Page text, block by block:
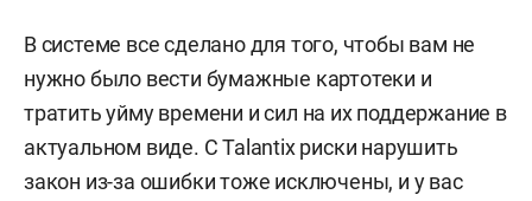
В системе все сделано для того, чтобы вам не
нужно было вести бумажные картотеки и
тратить уйму времени и сил на их поддержание в
актуальном виде. С Talantix риски нарушить
закон из-за ошибки тоже исключены, и у вас